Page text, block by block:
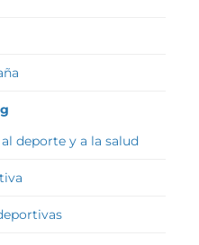
deporte y a la salud